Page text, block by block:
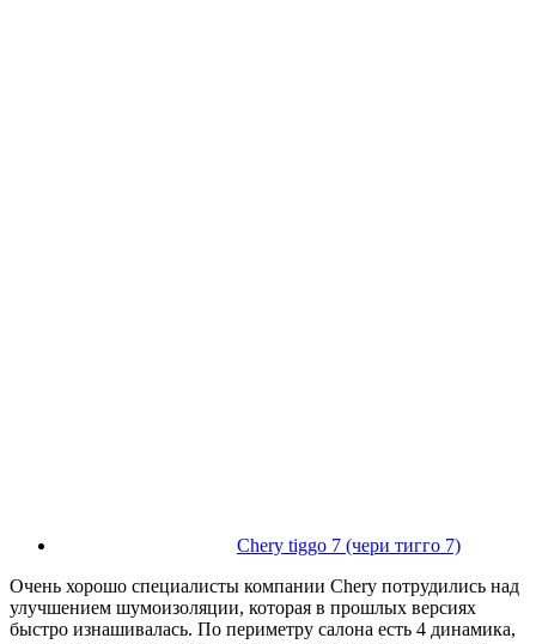
Chery tiggo 7 (чери тигго 7)
Очень хорошо специалисты компании Chery потрудились над
улучшением шумоизоляции, которая в прошлых версиях
быстро изнашивалась. По периметру салона есть 4 динамика,